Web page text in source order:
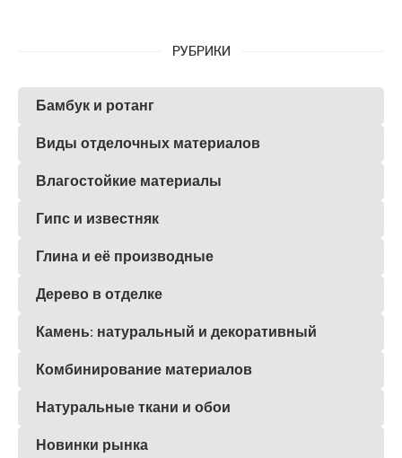
РУБРИКИ
Бамбук и ротанг
Виды отделочных материалов
Влагостойкие материалы
Гипс и известняк
Глина и её производные
Дерево в отделке
Камень: натуральный и декоративный
Комбинирование материалов
Натуральные ткани и обои
Новинки рынка